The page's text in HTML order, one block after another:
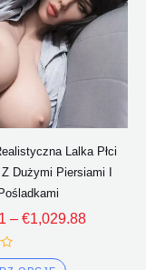
Lalka Płci
Dużymi Piersiami I
– €1,029.88
wariantów.
Opcje
można
wybrać
produktu